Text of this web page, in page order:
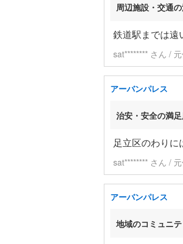
周辺施設・交通
鉄道駅までは遠
sat******** さん /
アーバンパレス
治安・安全の満
足立区のわり
sat******** さん /
アーバンパレス
地域のコミュニ